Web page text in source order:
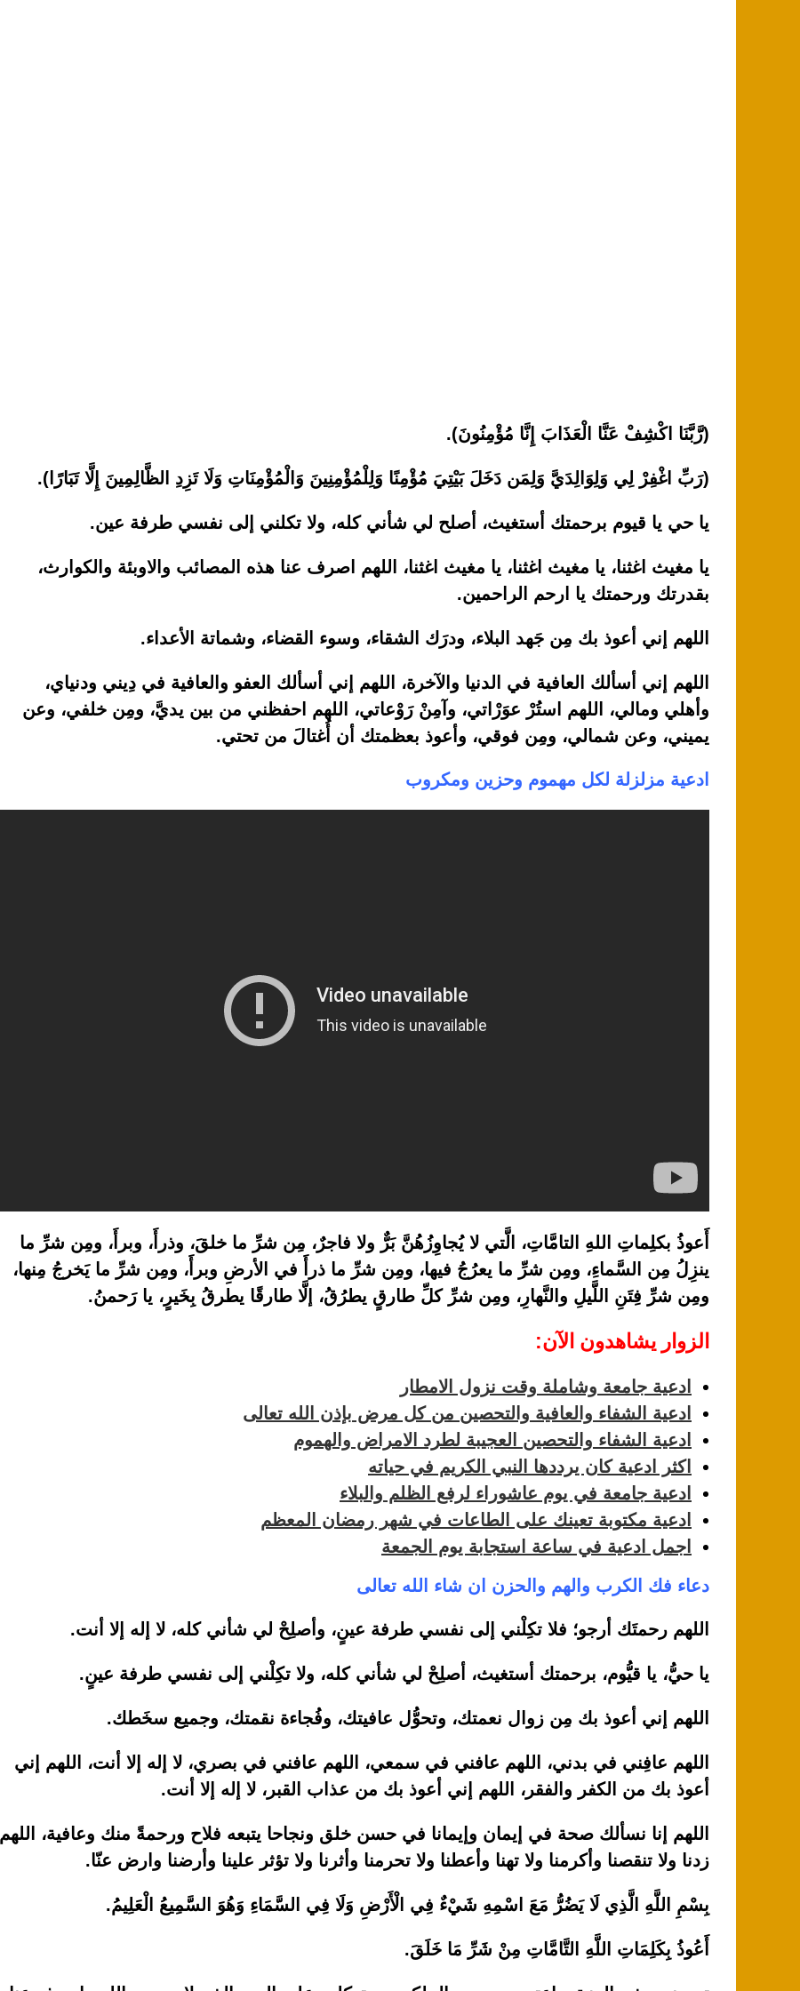
(رَّبَّنَا اكْشِفْ عَنَّا الْعَذَابَ إِنَّا مُؤْمِنُونَ).
(رَبِّ اغْفِرْ لِي وَلِوَالِدَيَّ وَلِمَن دَخَلَ بَيْتِيَ مُؤْمِنًا وَلِلْمُؤْمِنِينَ وَالْمُؤْمِنَاتِ وَلَا تَزِدِ الظَّالِمِينَ إِلَّا تَبَارًا).
يا حي يا قيوم برحمتك أستغيث، أصلح لي شأني كله، ولا تكلني إلى نفسي طرفة عين.
يا مغيث اغثنا، يا مغيث اغثنا، يا مغيث اغثنا، اللهم اصرف عنا هذه المصائب والاوبئة والكوارث،
بقدرتك ورحمتك يا ارحم الراحمين.
اللهم إني أعوذ بك مِن جَهد البلاء، ودرَك الشقاء، وسوء القضاء، وشماتة الأعداء.
اللهم إني أسألك العافية في الدنيا والآخرة، اللهم إني أسألك العفو والعافية في دِيني ودنياي،
وأهلي ومالي، اللهم استُرْ عوَرْاتي، وآمِنْ رَوْعاتي، اللهم احفظني من بين يديَّ، ومِن خلفي، وعن
يميني، وعن شمالي، ومِن فوقي، وأعوذ بعظمتك أن أُغتالَ من تحتي.
ادعية مزلزلة لكل مهموم وحزين ومكروب
أَعوذُ بكلِماتِ اللهِ التامَّاتِ، الَّتي لا يُجاوِزُهُنَّ بَرٌّ ولا فاجرٌ، مِن شرِّ ما خلقَ، وذرأَ، وبرأَ، ومِن شرِّ ما
ينزِلُ مِن السَّماءِ، ومِن شرِّ ما يعرُجُ فيها، ومِن شرِّ ما ذرأَ في الأرضِ وبرأَ، ومِن شرِّ ما يَخرجُ مِنها،
ومِن شرِّ فِتَنِ اللَّيلِ والنَّهارِ، ومِن شرِّ كلِّ طارقٍ يطرُقُ، إلَّا طارقًا يطرقُ بِخَيرٍ، يا رَحمنُ.
الزوار يشاهدون الآن:
ادعية جامعة وشاملة وقت نزول الامطار
ادعية الشفاء والعافية والتحصين من كل مرض بإذن الله تعالى
ادعية الشفاء والتحصين العجيبة لطرد الامراض والهموم
اكثر ادعية كان يرددها النبي الكريم في حياته
ادعية جامعة في يوم عاشوراء لرفع الظلم والبلاء
ادعية مكتوبة تعينك على الطاعات في شهر رمضان المعظم
اجمل ادعية في ساعة استجابة يوم الجمعة
دعاء فك الكرب والهم والحزن ان شاء الله تعالى
اللهم رحمتَك أرجو؛ فلا تكِلْني إلى نفسي طرفة عينٍ، وأصلِحْ لي شأني كله، لا إله إلا أنت.
يا حيُّ، يا قيُّوم، برحمتك أستغيث، أصلِحْ لي شأني كله، ولا تكِلْني إلى نفسي طرفة عينٍ.
اللهم إني أعوذ بك مِن زوال نعمتك، وتحوُّل عافيتك، وفُجاءة نقمتك، وجميع سخَطك.
اللهم عافِني في بدني، اللهم عافني في سمعي، اللهم عافني في بصري، لا إله إلا أنت، اللهم إني
أعوذ بك من الكفر والفقر، اللهم إني أعوذ بك من عذاب القبر، لا إله إلا أنت.
اللهم إنا نسألك صحة في إيمان وإيمانا في حسن خلق ونجاحا يتبعه فلاح ورحمةً منك وعافية، اللهم
زدنا ولا تنقصنا وأكرمنا ولا تهنا وأعطنا ولا تحرمنا وأثرنا ولا تؤثر علينا وأرضنا وارض عنّا.
بِسْمِ اللَّهِ الَّذِي لَا يَضُرُّ مَعَ اسْمِهِ شَيْءٌ فِي الْأَرْضِ وَلَا فِي السَّمَاءِ وَهُوَ السَّمِيعُ الْعَلِيمُ.
أَعُوذُ بِكَلِمَاتِ اللَّهِ التَّامَّاتِ مِنْ شَرِّ مَا خَلَقَ.